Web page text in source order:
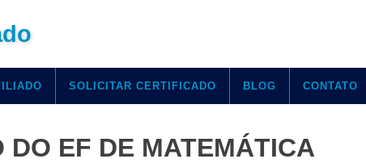
SOLICITAR CERTIFICADO BLOG CONTATO
DO EF DE MATEMÁTICA